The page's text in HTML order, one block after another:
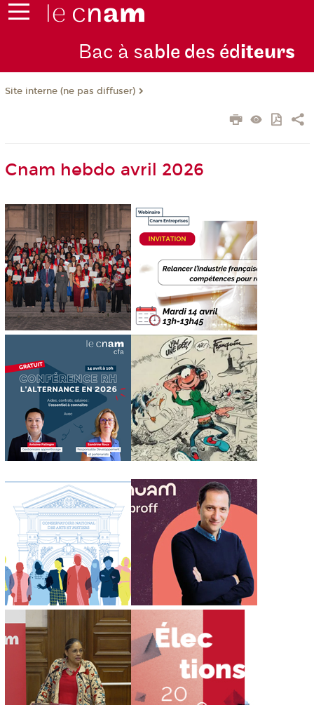
Bac à sable des éditeurs
Site interne (ne pas diffuser)
Cnam hebdo avril 2026